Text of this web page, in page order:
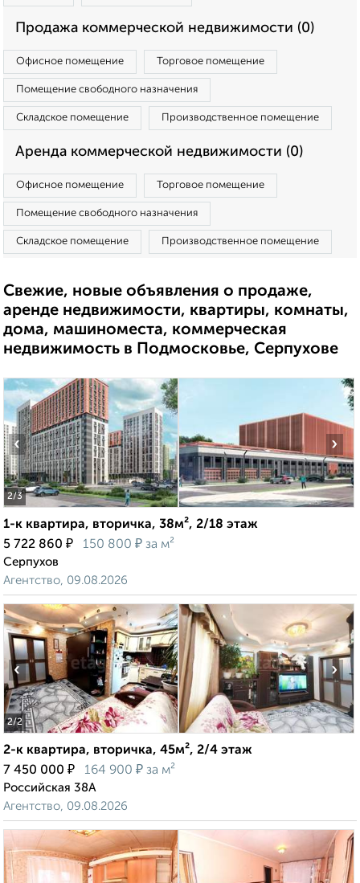
Продажа коммерческой недвижимости (0)
Офисное помещение Торговое помещение
Помещение свободного назначения
Складское помещение Производственное помещение
Аренда коммерческой недвижимости (0)
Офисное помещение Торговое помещение
Помещение свободного назначения
Складское помещение Производственное помещение
Свежие, новые объявления о продаже,
аренде недвижимости, квартиры, комнаты,
дома, машиноместа, коммерческая
недвижимость в Подмосковье, Серпухове
2/3
‹ ›
1-к квартира, вторичка, 38м², 2/18 этаж
5 722 860 ₽ 150 800 ₽ за м²
Серпухов
Агентство, 09.08.2026
2/2
‹ ›
2-к квартира, вторичка, 45м², 2/4 этаж
7 450 000 ₽ 164 900 ₽ за м²
Российская 38А
Агентство, 09.08.2026